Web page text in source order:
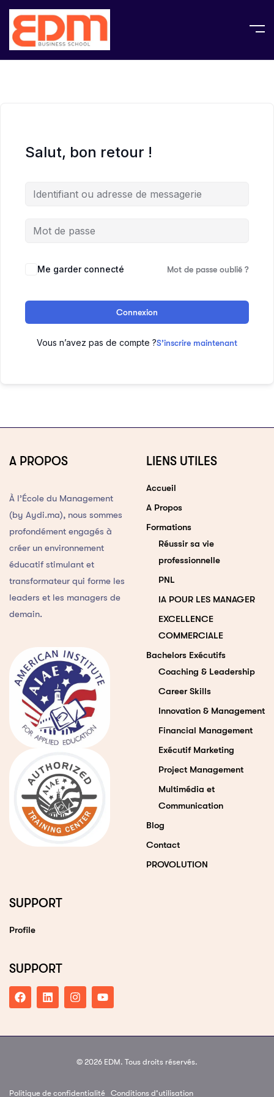
Salut, bon retour !
Me garder connecté Mot de passe oublié ?
Connexion
Vous n’avez pas de compte ?S’inscrire maintenant
A PROPOS
À l’École du Management
(by Aydi.ma), nous sommes
profondément engagés à
créer un environnement
éducatif stimulant et
transformateur qui forme les
leaders et les managers de
demain.
LIENS UTILES
Accueil
A Propos
Formations
Réussir sa vie
professionnelle
PNL
IA POUR LES MANAGER
EXCELLENCE
COMMERCIALE
Bachelors Exécutifs
Coaching & Leadership
Career Skills
Innovation & Management
Financial Management
Exécutif Marketing
Project Management
Multimédia et
Communication
Blog
Contact
PROVOLUTION
SUPPORT
Profile
SUPPORT
© 2026 EDM. Tous droits réservés.
Politique de confidentialité Conditions d’utilisation